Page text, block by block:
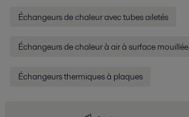
Échangeurs de chaleur avec tubes ailetés
Échangeurs de chaleur à air à surface mouillée
Échangeurs thermiques à plaques